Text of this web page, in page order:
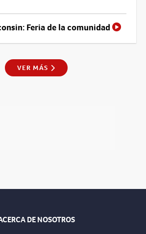
Feria de la comunidad
VER MÁS
DE NOSOTROS